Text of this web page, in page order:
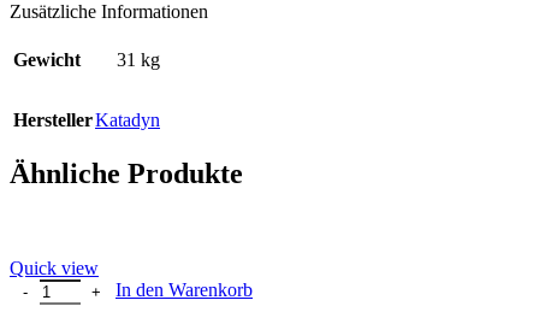
Zusätzliche Informationen
Gewicht 31 kg
HerstellerKatadyn
Ähnliche Produkte
Quick view
Disc-Bunk orange Menge
In den Warenkorb